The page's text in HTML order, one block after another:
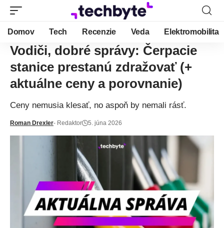
Domov Tech Recenzie Veda Elektromobilita
Vodiči, dobré správy: Čerpacie
stanice prestanú zdražovať (+
aktuálne ceny a porovnanie)
Ceny nemusia klesať, no aspoň by nemali rásť.
Roman Drexler- Redaktor 5. júna 2026